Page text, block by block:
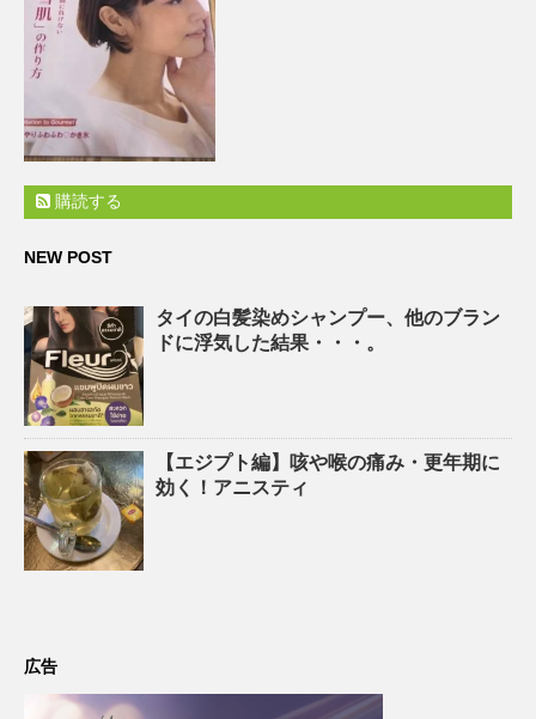
購読する
NEW POST
タイの白髪染めシャンプー、他のブラン
ドに浮気した結果・・・。
【エジプト編】咳や喉の痛み・更年期に
効く！アニスティ
広告